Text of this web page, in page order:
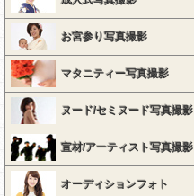
お宮参り写真撮影
マタニティー写真撮影
ヌード/セミヌード写真撮影
宣材/アーティスト写真撮影
オーディションフォト